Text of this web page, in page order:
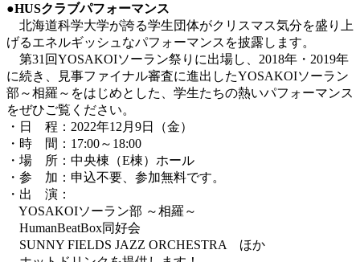
●HUSクラブパフォーマンス
北海道科学大学が誇る学生団体がクリスマス気分を盛り上
げるエネルギッシュなパフォーマンスを披露します。
第31回YOSAKOIソーラン祭りに出場し、2018年・2019年
に続き、見事ファイナル審査に進出したYOSAKOIソーラン
部～相羅～をはじめとした、学生たちの熱いパフォーマンス
をぜひご覧ください。
・日 程：2022年12月9日（金）
・時 間：17:00～18:00
・場 所：中央棟（E棟）ホール
・参 加：申込不要、参加無料です。
・出 演：
YOSAKOIソーラン部 ～相羅～
HumanBeatBox同好会
SUNNY FIELDS JAZZ ORCHESTRA ほか